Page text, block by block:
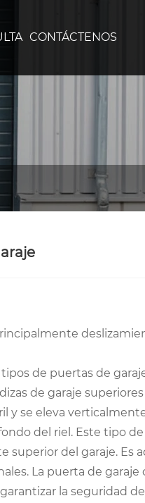
CONTÁCTENOS
de puertas de
de garaje
y se eleva
del riel. Este tipo
del garaje. Es
La puerta de
la seguridad